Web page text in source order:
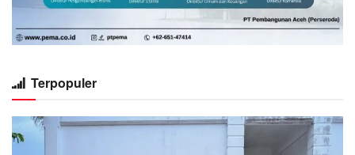
Terpopuler